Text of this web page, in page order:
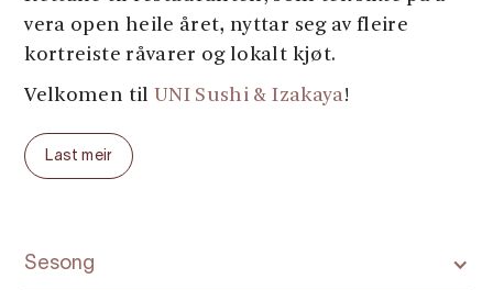
vera open heile året, nyttar seg av fleire
kortreiste råvarer og lokalt kjøt.
Velkomen til UNI Sushi & Izakaya!
Last meir
Sesong